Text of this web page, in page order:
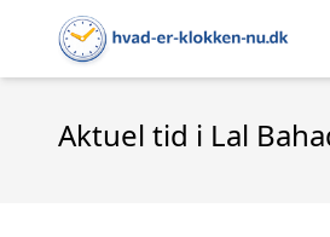
Aktuel tid i Lal